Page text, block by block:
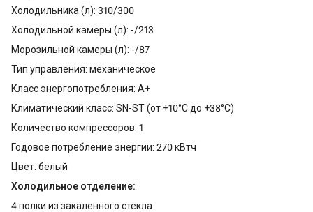
Холодильника (л): 310/300
Холодильной камеры (л): -/213
Морозильной камеры (л): -/87
Тип управления: механическое
Класс энергопотребления: A+
Климатический класс: SN-ST (от +10°С до +38°С)
Количество компрессоров: 1
Годовое потребление энергии: 270 кВтч
Цвет: белый
Холодильное отделение:
4 полки из закаленного стекла